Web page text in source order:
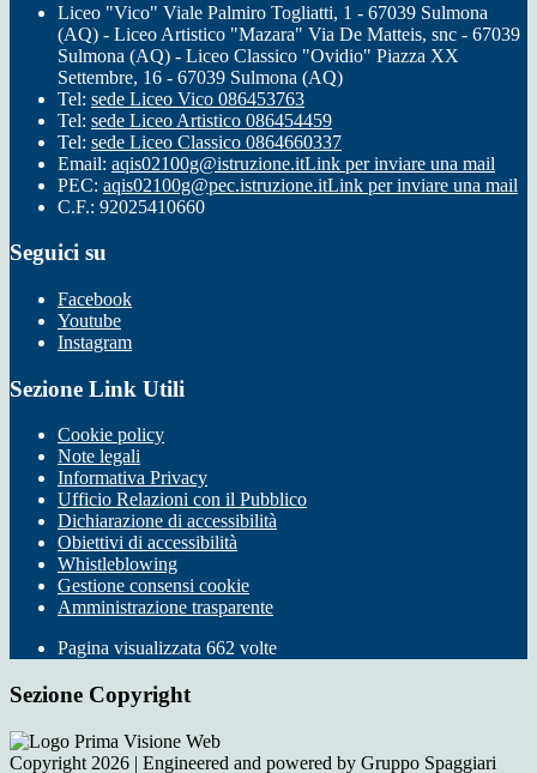
Liceo "Vico" Viale Palmiro Togliatti, 1 - 67039 Sulmona
(AQ) - Liceo Artistico "Mazara" Via De Matteis, snc - 67039
Sulmona (AQ) - Liceo Classico "Ovidio" Piazza XX
Settembre, 16 - 67039 Sulmona (AQ)
Tel: sede Liceo Vico 086453763
Tel: sede Liceo Artistico 086454459
Tel: sede Liceo Classico 0864660337
Email: aqis02100g@istruzione.itLink per inviare una mail
PEC: aqis02100g@pec.istruzione.itLink per inviare una mail
C.F.: 92025410660
Seguici su
Facebook
Youtube
Instagram
Sezione Link Utili
Cookie policy
Note legali
Informativa Privacy
Ufficio Relazioni con il Pubblico
Dichiarazione di accessibilità
Obiettivi di accessibilità
Whistleblowing
Gestione consensi cookie
Amministrazione trasparente
Pagina visualizzata 662 volte
Sezione Copyright
Copyright 2026 | Engineered and powered by Gruppo Spaggiari